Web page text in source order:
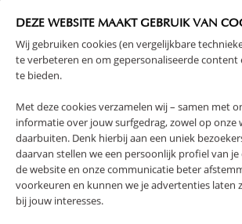
DEZE WEBSITE MAAKT GEBRUIK VAN
Wij gebruiken cookies (en vergelijkbare
te verbeteren en om gepersonaliseerde content
te bieden.
Met deze cookies verzamelen wij – samen met
informatie over jouw surfgedrag, zowel op onze
daarbuiten. Denk hierbij aan een uniek
daarvan stellen we een persoonlijk profiel van
de website en onze communicatie beter
voorkeuren en kunnen we je advertenties laten
bij jouw interesses.
MONTESSORI SPEELGOEDKAST
«ELLIPSE» | NATUREL